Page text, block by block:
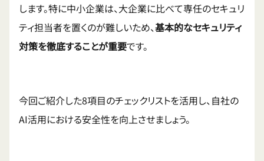
します。特に中小企業は、大企業に比べて専任のセキュリ
ティ担当者を置くのが難しいため、基本的なセキュリティ
対策を徹底することが重要です。
今回ご紹介した8項目のチェックリストを活用し、自社の
AI活用における安全性を向上させましょう。